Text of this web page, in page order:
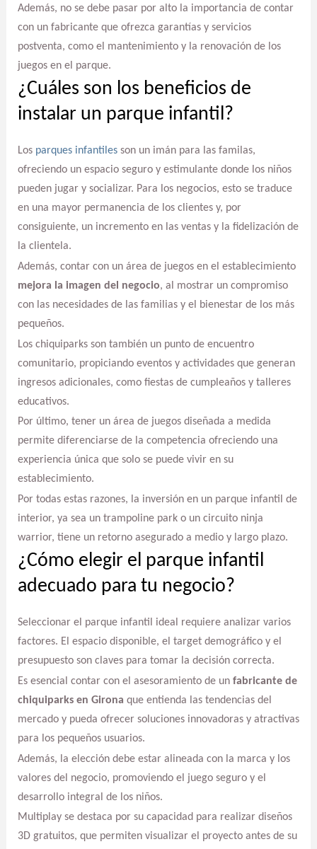
Además, no se debe pasar por alto la importancia de contar
con un fabricante que ofrezca garantías y servicios
postventa, como el mantenimiento y la renovación de los
juegos en el parque.
¿Cuáles son los beneficios de
instalar un parque infantil?
Los parques infantilesson un imán para las familas,
ofreciendo un espacio seguro y estimulante donde los niños
pueden jugar y socializar. Para los negocios, esto se traduce
en una mayor permanencia de los clientes y, por
consiguiente, un incremento en las ventas y la fidelización de
la clientela.
Además, contar con un área de juegos en el establecimiento
mejora la imagen del negocio, al mostrar un compromiso
con las necesidades de las familias y el bienestar de los más
pequeños.
Los chiquiparks son también un punto de encuentro
comunitario, propiciando eventos y actividades que generan
ingresos adicionales, como fiestas de cumpleaños y talleres
educativos.
Por último, tener un área de juegos diseñada a medida
permite diferenciarse de la competencia ofreciendo una
experiencia única que solo se puede vivir en su
establecimiento.
Por todas estas razones, la inversión en un parque infantil de
interior, ya sea un trampoline park o un circuito ninja
warrior, tiene un retorno asegurado a medio y largo plazo.
¿Cómo elegir el parque infantil
adecuado para tu negocio?
Seleccionar el parque infantil ideal requiere analizar varios
factores. El espacio disponible, el target demográfico y el
presupuesto son claves para tomar la decisión correcta.
Es esencial contar con el asesoramiento de un fabricante de
chiquiparks en Girona que entienda las tendencias del
mercado y pueda ofrecer soluciones innovadoras y atractivas
para los pequeños usuarios.
Además, la elección debe estar alineada con la marca y los
valores del negocio, promoviendo el juego seguro y el
desarrollo integral de los niños.
Multiplay se destaca por su capacidad para realizar diseños
3D gratuitos, que permiten visualizar el proyecto antes de su